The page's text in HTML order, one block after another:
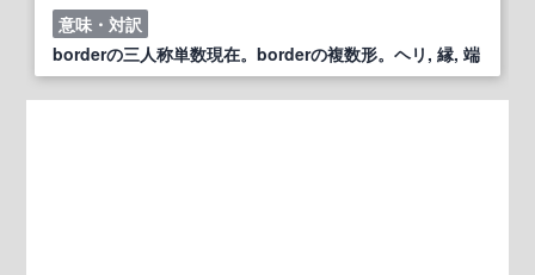
意味・対訳
borderの三人称単数現在。borderの複数形。ヘリ, 縁, 端